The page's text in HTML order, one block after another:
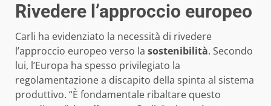
Rivedere l’approccio europeo
Carli ha evidenziato la necessità di rivedere
l’approccio europeo verso la sostenibilità. Secondo
lui, l’Europa ha spesso privilegiato la
regolamentazione a discapito della spinta al sistema
produttivo. “È fondamentale ribaltare questo